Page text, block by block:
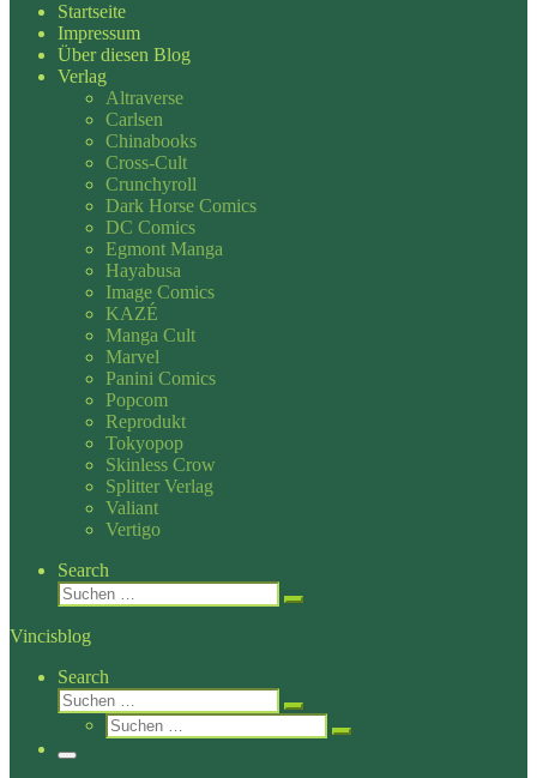
Startseite
Impressum
Über diesen Blog
Verlag
Altraverse
Carlsen
Chinabooks
Cross-Cult
Crunchyroll
Dark Horse Comics
DC Comics
Egmont Manga
Hayabusa
Image Comics
KAZÉ
Manga Cult
Marvel
Panini Comics
Popcom
Reprodukt
Tokyopop
Skinless Crow
Splitter Verlag
Valiant
Vertigo
Search
Suche
Suchen …
Vincisblog
Search
Suche
Suchen …
Suche
Suchen …
Menü